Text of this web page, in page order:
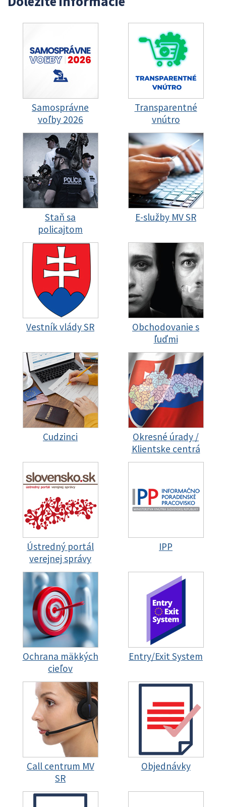
Samosprávne
voľby 2026
Transparentné
vnútro
Staň sa
policajtom
E-služby MV SR
Vestník vlády SR
Obchodovanie s
ľuďmi
Cudzinci
Okresné úrady /
Klientske centrá
Ústredný portál
verejnej správy
IPP
Ochrana mäkkých
cieľov
Entry/Exit System
Call centrum MV
SR
Objednávky